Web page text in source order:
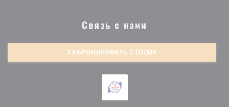
Связь с нами
ЗАБРОНИРОВАТЬ СТОЛИК